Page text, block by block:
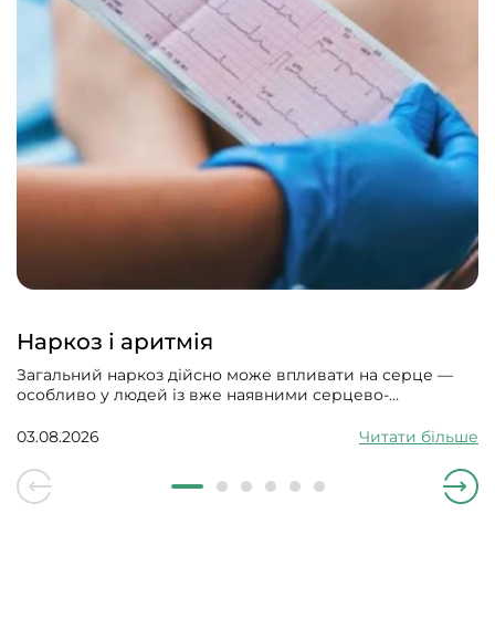
Наркоз і аритмія
Загальний наркоз дійсно може впливати на серце —
особливо у людей із вже наявними серцево-
серцевого ритму, гіпотонію, зменшити силу скорочень
03.08.2026 Читати більше